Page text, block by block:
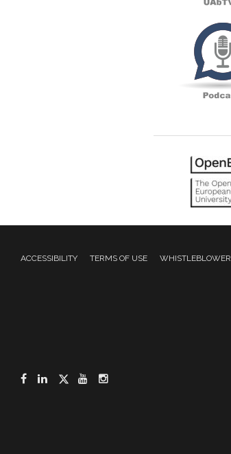
ACCESSIBILITY TERMS OF USE WHISTLEBLOWER
Facebook
LinkedIn
Twitter
YouTube